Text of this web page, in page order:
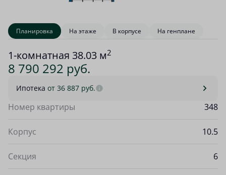
Планировка На этаже В корпусе На генплане
1-комнатная 38.03 м2
8 790 292 руб.
Ипотека от 36 887 руб.
Номер квартиры 348
Корпус 10.5
Секция 6